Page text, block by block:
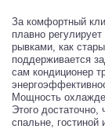
За комфортный
плавно
рывками, как
поддерживается
сам кондиционер
Мощность
Этого
спальне,